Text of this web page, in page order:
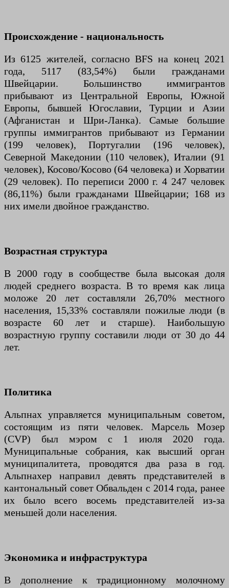
Происхождение - национальность
Из 6125 жителей, согласно BFS на конец 2021
года, 5117 (83,54%) были гражданами
Швейцарии. Большинство иммигрантов
прибывают из Центральной Европы, Южной
Европы, бывшей Югославии, Турции и Азии
(Афганистан и Шри-Ланка). Самые большие
группы иммигрантов прибывают из Германии
(199 человек), Португалии (196 человек),
Северной Македонии (110 человек), Италии (91
человек), Косово/Косово (64 человека) и Хорватии
(29 человек). По переписи 2000 г. 4 247 человек
(86,11%) были гражданами Швейцарии; 168 из
них имели двойное гражданство.
Возрастная структура
В 2000 году в сообществе была высокая доля
людей среднего возраста. В то время как лица
моложе 20 лет составляли 26,70% местного
населения, 15,33% составляли пожилые люди (в
возрасте 60 лет и старше). Наибольшую
возрастную группу составили люди от 30 до 44
лет.
Политика
Альпнах управляется муниципальным советом,
состоящим из пяти человек. Марсель Мозер
(CVP) был мэром с 1 июля 2020 года.
Муниципальные собрания, как высший орган
муниципалитета, проводятся два раза в год.
Альпнахер направил девять представителей в
кантональный совет Обвальден с 2014 года, ранее
их было всего восемь представителей из-за
меньшей доли населения.
Экономика и инфраструктура
В дополнение к традиционному молочному